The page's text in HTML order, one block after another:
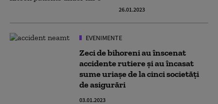
26.01.2023
EVENIMENTE
Zeci de bihoreni au înscenat
accidente rutiere și au încasat
sume uriașe de la cinci societăți
de asigurări
03.01.2023